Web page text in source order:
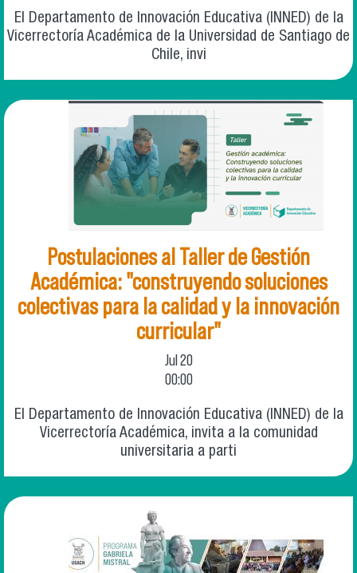
El Departamento de Innovación Educativa (INNED) de la
Vicerrectoría Académica de la Universidad de Santiago de
Chile, invi
Postulaciones al Taller de Gestión
Académica: "construyendo soluciones
colectivas para la calidad y la innovación
curricular"
Jul 20
00:00
El Departamento de Innovación Educativa (INNED) de la
Vicerrectoría Académica, invita a la comunidad
universitaria a parti